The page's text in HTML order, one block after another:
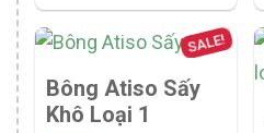
SALE!
Bông Atiso Sấy
Khô Loại 1